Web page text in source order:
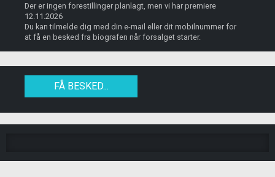
Der er ingen forestillinger planlagt, men vi har premiere
12.11.2026
Du kan tilmelde dig med din e-mail eller dit mobilnummer for
at få en besked fra biografen når forsalget starter.
FÅ BESKED...